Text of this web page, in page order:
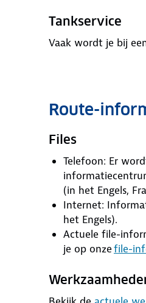
Tankservice
Vaak wordt je bij
Route-
Files
Telefoon: Er
(in het Engels,
Internet:
het Engels).
Actuele file-
je op onzefile-